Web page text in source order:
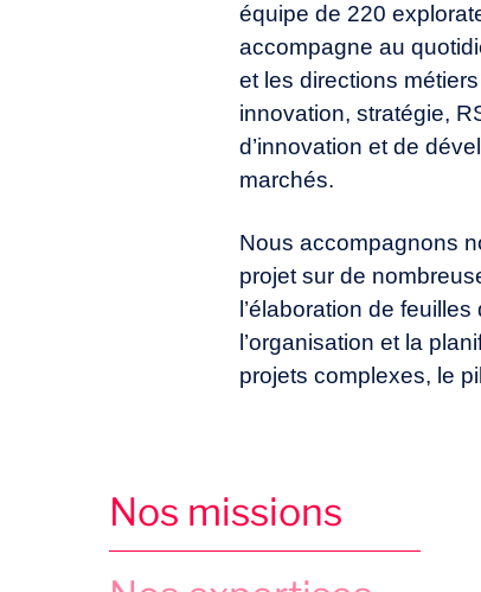
équipe de 220
accompagne au
et les directions
innovation, stratégie,
d’innovation et de
marchés.
Nous accompagnons
projet sur de
l’élaboration de
l’organisation et la
projets complexes, le
Nos missions